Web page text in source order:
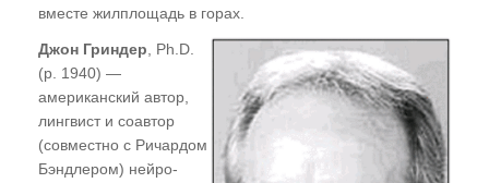
вместе жилплощадь в горах.
Джон Гриндер, Ph.D.
(р. 1940) —
американский автор,
лингвист и соавтор
(совместно с Ричардом
Бэндлером) нейро-